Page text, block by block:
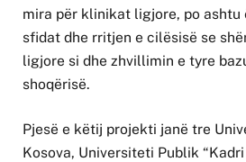
mira për klinikat ligjore, po ashtu
sfidat dhe rritjen e cilësisë se
ligjore si dhe zhvillimin e tyre
shoqërisë.
Pjesë e këtij projekti janë tre
Kosova, Universiteti Publik